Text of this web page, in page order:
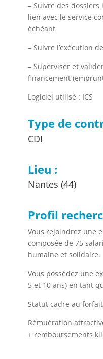
– Suivre des
lien avec le service
échéant
– Suivre l’exécution
– Superviser et
financement
Logiciel utilisé : ICS
Type de
CDI
Lieu :
Nantes (44)
Profil
Vous rejoindrez une
composée de 75
humaine et solidaire.
Vous possédez une
5 et 10 ans) en tant
Statut cadre au
Rémuération
+ remboursements